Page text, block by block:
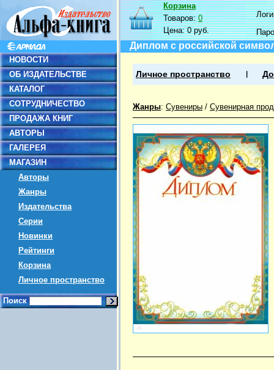
НОВОСТИ
ОБ ИЗДАТЕЛЬСТВЕ
КАТАЛОГ
СОТРУДНИЧЕСТВО
ПРОДАЖА КНИГ
АВТОРЫ
ГАЛЕРЕЯ
МАГАЗИН
Авторы
Жанры
Издательства
Серии
Новинки
Рейтинги
Корзина
Личное пространство
Поиск
Корзина
Товаров:0
Цена:0 руб.
Диплом с российской
Личное пространство
Жанры: Сувениры / Сувенирная